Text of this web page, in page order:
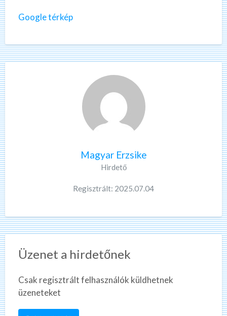
Google térkép
Magyar Erzsike
Hirdető
Regisztrált: 2025.07.04
Üzenet a hirdetőnek
Csak regisztrált felhasználók küldhetnek
üzeneteket